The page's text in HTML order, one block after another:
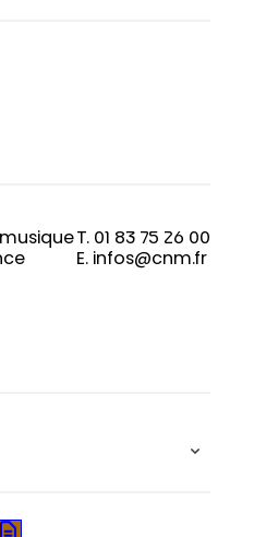
T. 01 83 75 26 00
E. infos@cnm.fr